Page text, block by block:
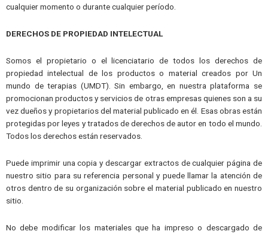
cualquier momento o durante cualquier período.
DERECHOS DE PROPIEDAD INTELECTUAL
Somos el propietario o el licenciatario de todos los derechos de
propiedad intelectual de los productos o material creados por Un
mundo de terapias (UMDT). Sin embargo, en nuestra plataforma se
promocionan productos y servicios de otras empresas quienes son a su
vez dueños y propietarios del material publicado en él. Esas obras están
protegidas por leyes y tratados de derechos de autor en todo el mundo.
Todos los derechos están reservados.
Puede imprimir una copia y descargar extractos de cualquier página de
nuestro sitio para su referencia personal y puede llamar la atención de
otros dentro de su organización sobre el material publicado en nuestro
sitio.
No debe modificar los materiales que ha impreso o descargado de